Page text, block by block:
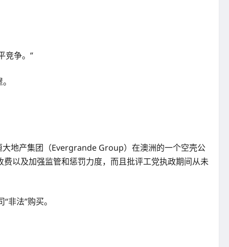
竞争。”
地产集团（Evergrande Group）在澳洲的一个空壳公
以及加强监管和惩罚力度，而且批评工党执政期间从未
法”购买。